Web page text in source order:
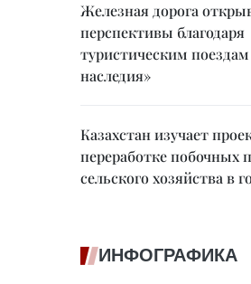
Железная дорога
перспективы благодаря
туристическим
наследия»
Казахстан изучает
переработке побочных
сельского хозяйства в
ИНФОГРАФИКА